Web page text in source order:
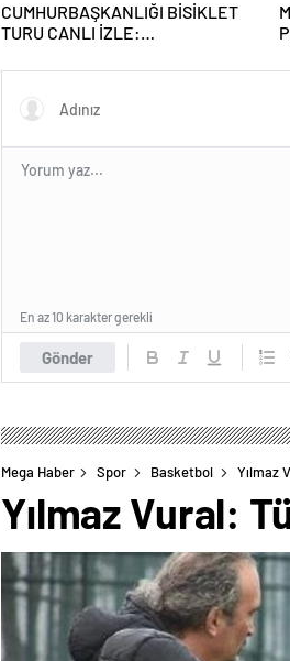
CUMHURBAŞKANLIĞI BİSİKLET
TURU CANLI İZLE:
Hangi Kanalda? İşte İzmir Bisiklet
Gönder
En az 10 karakter gerekli
Mega Haber Spor Basketbol Yılmaz
Yılmaz Vural: